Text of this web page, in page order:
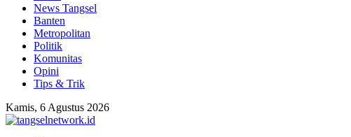
News Tangsel
Banten
Metropolitan
Politik
Komunitas
Opini
Tips & Trik
Kamis, 6 Agustus 2026